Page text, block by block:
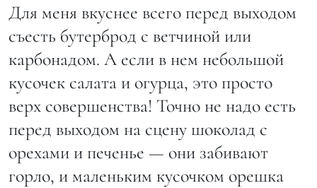
Для меня вкуснее всего перед выходом
съесть бутерброд с ветчиной или
карбонадом. А если в нем небольшой
кусочек салата и огурца, это просто
верх совершенства! Точно не надо есть
перед выходом на сцену шоколад с
орехами и печенье — они забивают
горло, и маленьким кусочком орешка